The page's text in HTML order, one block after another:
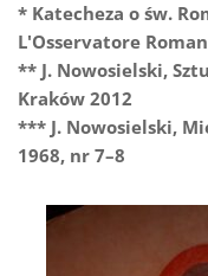
* Katecheza o św.
L'Osservatore
** J. Nowosielski,
Kraków 2012
*** J. Nowosielski,
1968, nr 7–8